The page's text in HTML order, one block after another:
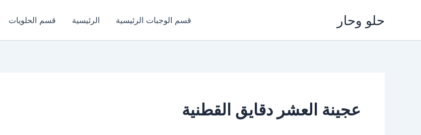
حلو وحار قسم الوجبات الرئيسية الرئيسية قسم الحلويات
عجينة العشر دقايق القطنية